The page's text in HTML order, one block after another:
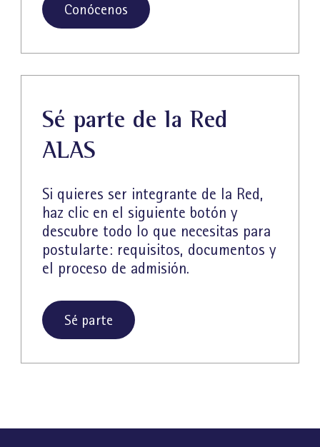
Conócenos
Sé parte de la Red
ALAS
Si quieres ser integrante de la Red,
haz clic en el siguiente botón y
descubre todo lo que necesitas para
postularte: requisitos, documentos y
el proceso de admisión.
Sé parte